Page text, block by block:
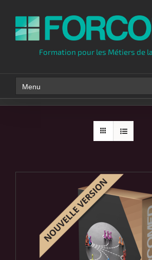
content
Formation pour les Métiers de
Menu
COMMANDER /
DÉTAILS